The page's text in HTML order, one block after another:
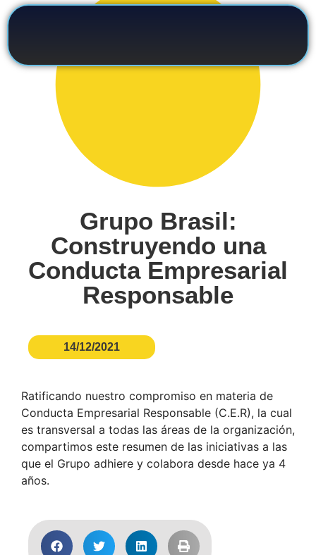
Grupo Brasil:
Construyendo una
Conducta Empresarial
Responsable
14/12/2021
Ratificando nuestro compromiso en materia de
Conducta Empresarial Responsable (C.E.R), la cual
es transversal a todas las áreas de la organización,
compartimos este resumen de las iniciativas a las
que el Grupo adhiere y colabora desde hace ya 4
años.